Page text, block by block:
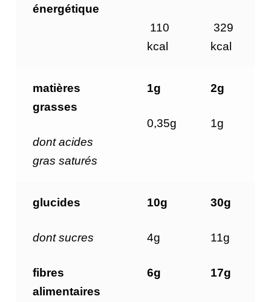
énergétique
110
kcal
329
kcal
matières
grasses
dont acides
gras saturés
1g
0,35g
2g
1g
glucides
dont sucres
fibres
alimentaires
10g
4g
6g
30g
11g
17g